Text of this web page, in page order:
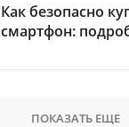
Как безопасно
смартфон:
ПОКАЗАТЬ ЕЩЕ